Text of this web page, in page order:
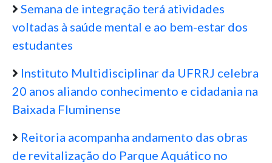
Semana de integração terá atividades
voltadas à saúde mental e ao bem-estar dos
estudantes
Instituto Multidisciplinar da UFRRJ celebra
20 anos aliando conhecimento e cidadania na
Baixada Fluminense
Reitoria acompanha andamento das obras
de revitalização do Parque Aquático no